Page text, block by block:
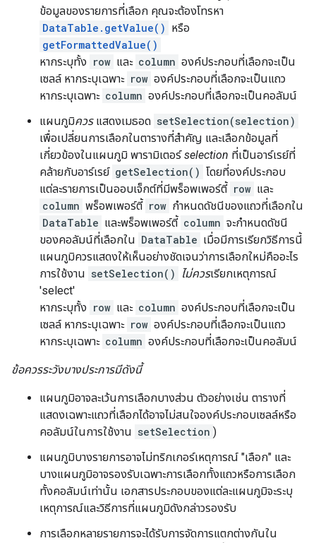
ข้อมูลของรายการที่เลือก คุณจะต้องโทรหา
DataTable.getValue() หรือ
getFormattedValue()
หากระบุทั้ง row และ column องค์ประกอบที่เลือกจะเป็น
เซลล์ หากระบุเฉพาะ row องค์ประกอบที่เลือกจะเป็นแถว
หากระบุเฉพาะ column องค์ประกอบที่เลือกจะเป็นคอลัมน์
แผนภูมิควร แสดงเมธอด setSelection(selection)
เพื่อเปลี่ยนการเลือกในตารางที่สำคัญ และเลือกข้อมูลที่
เกี่ยวข้องในแผนภูมิ พารามิเตอร์selection ที่เป็นอาร์เรย์ที่
คล้ายกับอาร์เรย์ getSelection() โดยที่องค์ประกอบ
แต่ละรายการเป็นออบเจ็กต์ที่มีพร็อพเพอร์ตี้ row และ
column พร็อพเพอร์ตี้ row กำหนดดัชนีของแถวที่เลือกใน
DataTable และพร็อพเพอร์ตี้ column จะกำหนดดัชนี
ของคอลัมน์ที่เลือกใน DataTable เมื่อมีการเรียกวิธีการนี้
แผนภูมิควรแสดงให้เห็นอย่างชัดเจนว่าการเลือกใหม่คืออะไร
การใช้งาน setSelection() ไม่ควรเรียกเหตุการณ์
'select'
หากระบุทั้ง row และ column องค์ประกอบที่เลือกจะเป็น
เซลล์ หากระบุเฉพาะ row องค์ประกอบที่เลือกจะเป็นแถว
หากระบุเฉพาะ column องค์ประกอบที่เลือกจะเป็นคอลัมน์
ข้อควรระวังบางประการมีดังนี้
แผนภูมิอาจละเว้นการเลือกบางส่วน ตัวอย่างเช่น ตารางที่
แสดงเฉพาะแถวที่เลือกได้อาจไม่สนใจองค์ประกอบเซลล์หรือ
คอลัมน์ในการใช้งาน setSelection )
แผนภูมิบางรายการอาจไม่ทริกเกอร์เหตุการณ์ "เลือก" และ
บางแผนภูมิอาจรองรับเฉพาะการเลือกทั้งแถวหรือการเลือก
ทั้งคอลัมน์เท่านั้น เอกสารประกอบของแต่ละแผนภูมิจะระบุ
เหตุการณ์และวิธีการที่แผนภูมิดังกล่าวรองรับ
การเลือกหลายรายการจะได้รับการจัดการแตกต่างกันใน